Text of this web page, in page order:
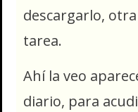
descargarlo,
tarea.
Ahí la veo
diario, para